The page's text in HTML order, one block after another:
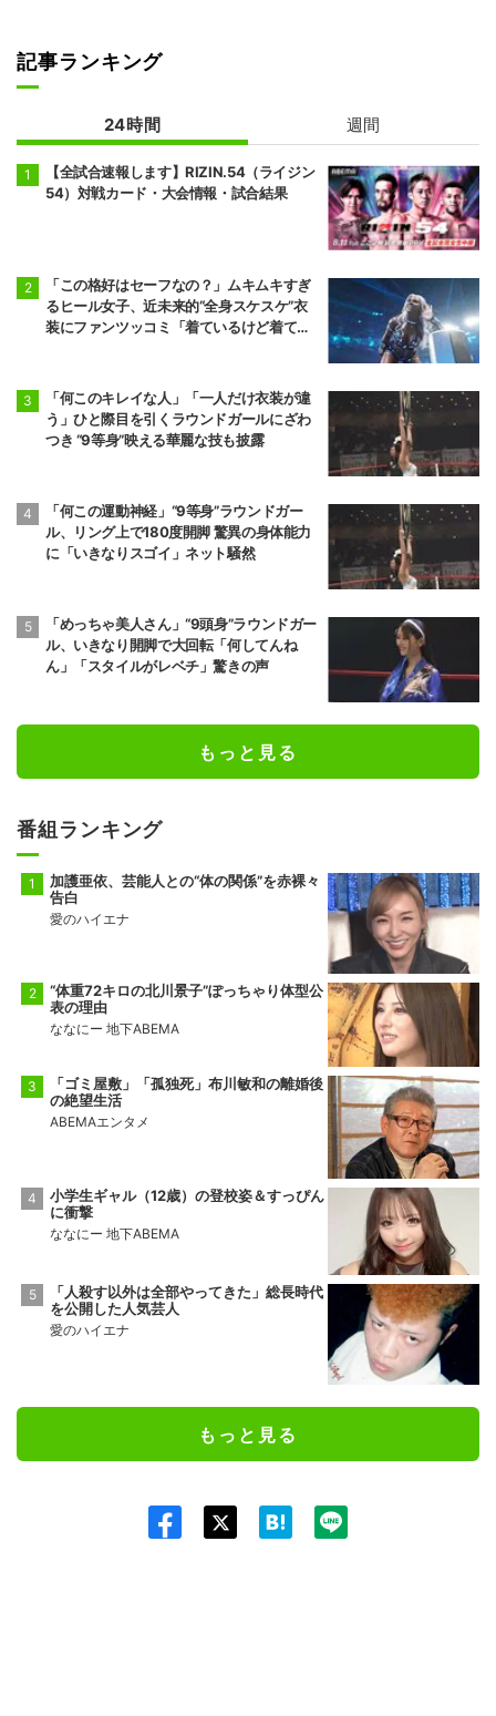
記事ランキング
24時間 週間
【全試合速報します】RIZIN.54（ライジン
54）対戦カード・大会情報・試合結果
「この格好はセーフなの？」ムキムキすぎ
るヒール女子、近未来的“全身スケスケ”衣
装にファンツッコミ「着ているけど着てい
「何このキレイな人」「一人だけ衣装が違
う」ひと際目を引くラウンドガールにざわ
つき “9等身”映える華麗な技も披露
「何この運動神経」“9等身”ラウンドガー
ル、リング上で180度開脚 驚異の身体能力
に「いきなりスゴイ」ネット騒然
「めっちゃ美人さん」“9頭身”ラウンドガー
ル、いきなり開脚で大回転「何してんね
ん」「スタイルがレベチ」驚きの声
もっと見る
番組ランキング
加護亜依、芸能人との“体の関係”を赤裸々
告白
愛のハイエナ
“体重72キロの北川景子”ぽっちゃり体型公
表の理由
ななにー 地下ABEMA
「ゴミ屋敷」「孤独死」布川敏和の離婚後
の絶望生活
ABEMAエンタメ
小学生ギャル（12歳）の登校姿＆すっぴん
に衝撃
ななにー 地下ABEMA
「人殺す以外は全部やってきた」総長時代
を公開した人気芸人
愛のハイエナ
もっと見る